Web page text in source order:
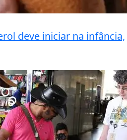
deve iniciar na infância,